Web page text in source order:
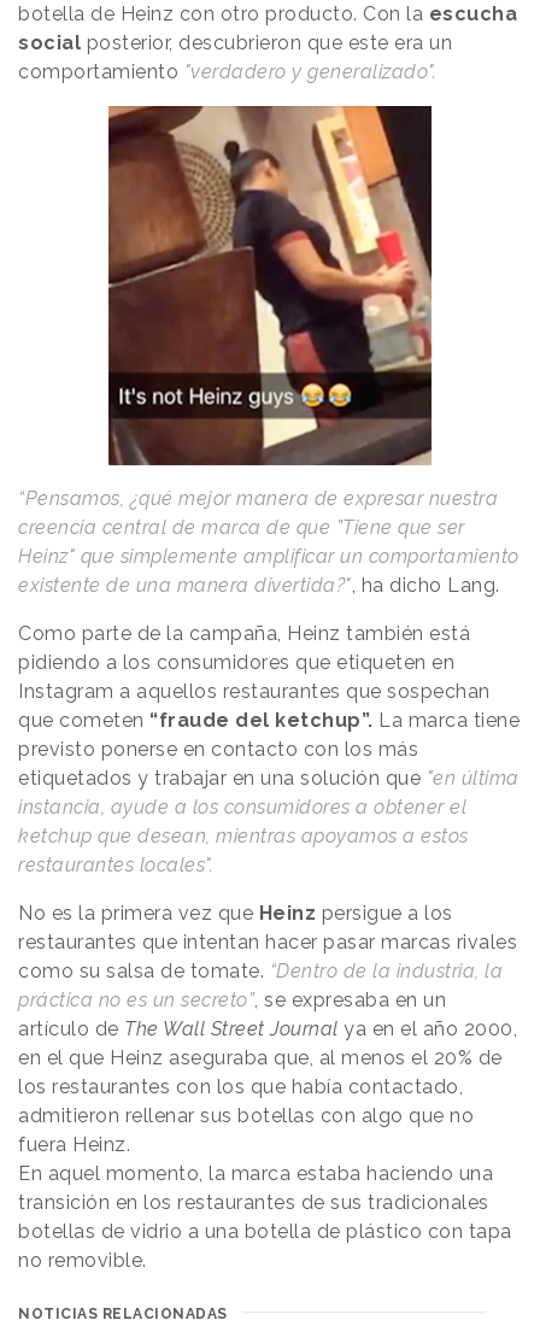
botella de Heinz con otro producto. Con la escucha
social posterior, descubrieron que este era un
comportamiento "verdadero y generalizado".
“Pensamos, ¿qué mejor manera de expresar nuestra
creencia central de marca de que ”Tiene que ser
Heinz" que simplemente amplificar un comportamiento
existente de una manera divertida?" , ha dicho Lang.
Como parte de la campaña, Heinz también está
pidiendo a los consumidores que etiqueten en
Instagram a aquellos restaurantes que sospechan
que cometen “fraude del ketchup”. La marca tiene
previsto ponerse en contacto con los más
etiquetados y trabajar en una solución que "en última
instancia, ayude a los consumidores a obtener el
ketchup que desean, mientras apoyamos a estos
restaurantes locales".
No es la primera vez que Heinz persigue a los
restaurantes que intentan hacer pasar marcas rivales
como su salsa de tomate. “Dentro de la industria, la
práctica no es un secreto” , se expresaba en un
artículo de The Wall Street Journal ya en el año 2000,
en el que Heinz aseguraba que, al menos el 20% de
los restaurantes con los que había contactado,
admitieron rellenar sus botellas con algo que no
fuera Heinz.
En aquel momento, la marca estaba haciendo una
transición en los restaurantes de sus tradicionales
botellas de vidrio a una botella de plástico con tapa
no removible.
NOTICIAS RELACIONADAS